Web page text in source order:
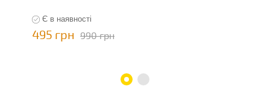
Є в наявності
495 грн 990 грн